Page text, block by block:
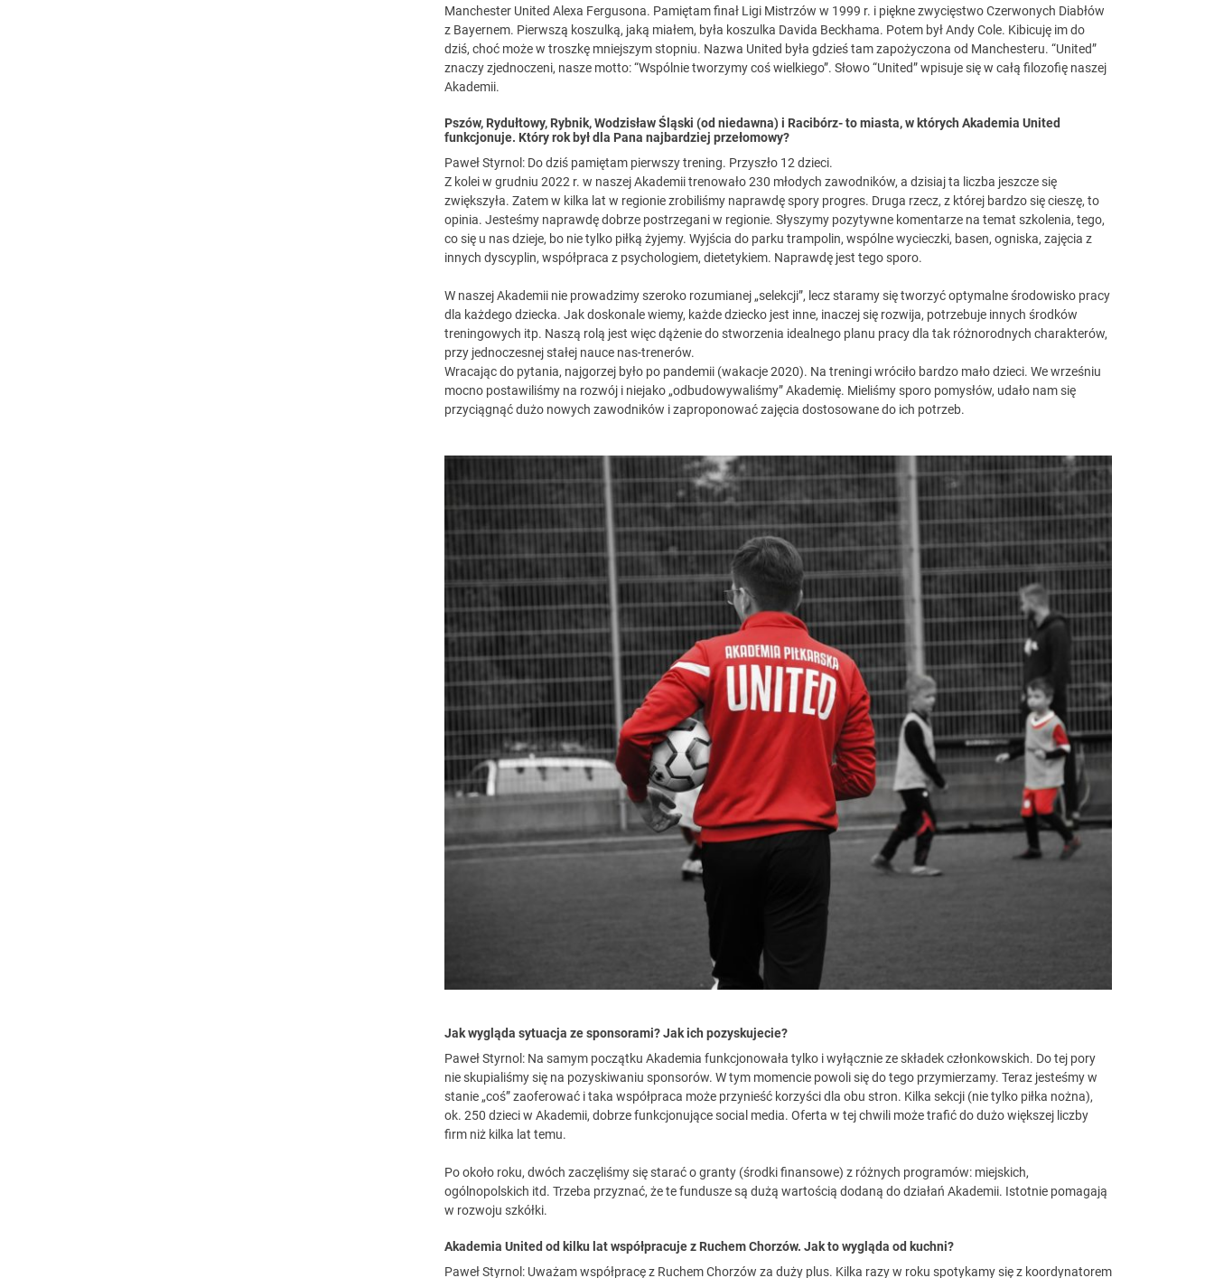
Manchester United Alexa Fergusona. Pamiętam finał Ligi Mistrzów w 1999 r. i piękne zwycięstwo Czerwonych Diabłów
z Bayernem. Pierwszą koszulką, jaką miałem, była koszulka Davida Beckhama. Potem był Andy Cole. Kibicuję im do
dziś, choć może w troszkę mniejszym stopniu. Nazwa United była gdzieś tam zapożyczona od Manchesteru. “United”
znaczy zjednoczeni, nasze motto: “Wspólnie tworzymy coś wielkiego”. Słowo “United” wpisuje się w całą filozofię naszej
Akademii.
Pszów, Rydułtowy, Rybnik, Wodzisław Śląski (od niedawna) i Racibórz- to miasta, w których Akademia United
funkcjonuje. Który rok był dla Pana najbardziej przełomowy?
Paweł Styrnol: Do dziś pamiętam pierwszy trening. Przyszło 12 dzieci.
Z kolei w grudniu 2022 r. w naszej Akademii trenowało 230 młodych zawodników, a dzisiaj ta liczba jeszcze się
zwiększyła. Zatem w kilka lat w regionie zrobiliśmy naprawdę spory progres. Druga rzecz, z której bardzo się cieszę, to
opinia. Jesteśmy naprawdę dobrze postrzegani w regionie. Słyszymy pozytywne komentarze na temat szkolenia, tego,
co się u nas dzieje, bo nie tylko piłką żyjemy. Wyjścia do parku trampolin, wspólne wycieczki, basen, ogniska, zajęcia z
innych dyscyplin, współpraca z psychologiem, dietetykiem. Naprawdę jest tego sporo.
W naszej Akademii nie prowadzimy szeroko rozumianej „selekcji”, lecz staramy się tworzyć optymalne środowisko pracy
dla każdego dziecka. Jak doskonale wiemy, każde dziecko jest inne, inaczej się rozwija, potrzebuje innych środków
treningowych itp. Naszą rolą jest więc dążenie do stworzenia idealnego planu pracy dla tak różnorodnych charakterów,
przy jednoczesnej stałej nauce nas-trenerów.
Wracając do pytania, najgorzej było po pandemii (wakacje 2020). Na treningi wróciło bardzo mało dzieci. We wrześniu
mocno postawiliśmy na rozwój i niejako „odbudowywaliśmy” Akademię. Mieliśmy sporo pomysłów, udało nam się
przyciągnąć dużo nowych zawodników i zaproponować zajęcia dostosowane do ich potrzeb.
Jak wygląda sytuacja ze sponsorami? Jak ich pozyskujecie?
Paweł Styrnol: Na samym początku Akademia funkcjonowała tylko i wyłącznie ze składek członkowskich. Do tej pory
nie skupialiśmy się na pozyskiwaniu sponsorów. W tym momencie powoli się do tego przymierzamy. Teraz jesteśmy w
stanie „coś” zaoferować i taka współpraca może przynieść korzyści dla obu stron. Kilka sekcji (nie tylko piłka nożna),
ok. 250 dzieci w Akademii, dobrze funkcjonujące social media. Oferta w tej chwili może trafić do dużo większej liczby
firm niż kilka lat temu.
Po około roku, dwóch zaczęliśmy się starać o granty (środki finansowe) z różnych programów: miejskich,
ogólnopolskich itd. Trzeba przyznać, że te fundusze są dużą wartością dodaną do działań Akademii. Istotnie pomagają
w rozwoju szkółki.
Akademia United od kilku lat współpracuje z Ruchem Chorzów. Jak to wygląda od kuchni?
Paweł Styrnol: Uważam współpracę z Ruchem Chorzów za duży plus. Kilka razy w roku spotykamy się z koordynatorem